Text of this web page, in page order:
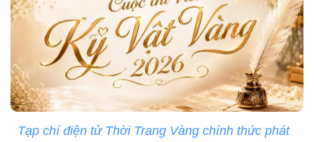
Tạp chí điện tử Thời Trang Vàng chính thức phát